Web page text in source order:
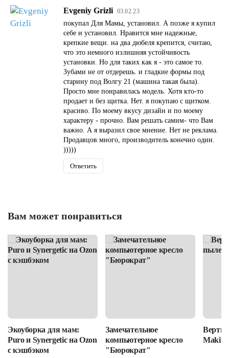
Evgeniy Grizli 03.02.23
покупал Для Мамы, установил. А позже я купил
себе и установил. Нравится мне надежные,
крепкие вещи. на два дюбеля крепится, считаю,
что это немного излишняя устойчивость
установки. Но для таких как я - это самое то.
Зубами не от отдерешь. и гладкие формы под
старину под Волгу 21 (машина такая была).
Просто мне понравилась модель. Хотя кто-то
продает и без щитка. Нет. я покупаю с щитком.
красиво. По моему вкусу дизайн и по моему
характеру - прочно. Вам решать самим- что Вам
важно. А я выразил свое мнение. Нет не реклама.
Продавцов много, производитель конечно один.
)))))
Ответить
Вам может понравиться
Экоуборка для мам:
Puro и Synergetic на Ozon
с кэшбэком
Замечательное
компьютерное кресло
"Бюрократ"
Makita